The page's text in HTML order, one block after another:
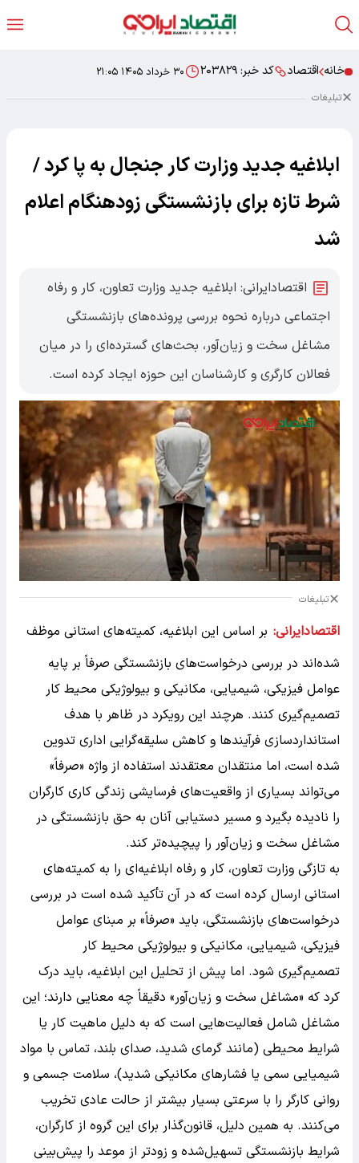
خانه اقتصاد کد خبر: ۲۰۳۸۲۹ ۳۰ خرداد ۱۴۰۵ ۲۱:۰۵
تبلیغات
ابلاغیه جدید وزارت کار جنجال‌ به پا کرد /
شرط تازه برای بازنشستگی زودهنگام اعلام
شد
اقتصادایرانی: ابلاغیه جدید وزارت تعاون، کار و رفاه
اجتماعی درباره نحوه بررسی پرونده‌های بازنشستگی
مشاغل سخت و زیان‌آور، بحث‌های گسترده‌ای را در میان
فعالان کارگری و کارشناسان این حوزه ایجاد کرده است.
تبلیغات
اقتصادایرانی: بر اساس این ابلاغیه، کمیته‌های استانی موظف
شده‌اند در بررسی درخواست‌های بازنشستگی صرفاً بر پایه
عوامل فیزیکی، شیمیایی، مکانیکی و بیولوژیکی محیط کار
تصمیم‌گیری کنند. هرچند این رویکرد در ظاهر با هدف
استانداردسازی فرآیندها و کاهش سلیقه‌گرایی اداری تدوین
شده است، اما منتقدان معتقدند استفاده از واژه «صرفاً»
می‌تواند بسیاری از واقعیت‌های فرسایشی زندگی کاری کارگران
را نادیده بگیرد و مسیر دستیابی آنان به حق بازنشستگی در
مشاغل سخت و زیان‌آور را پیچیده‌تر کند.
به تازگی وزارت تعاون، کار و رفاه ابلاغیه‌ای را به کمیته‌های
استانی ارسال کرده است که در آن تأکید شده است در بررسی
درخواست‌های بازنشستگی، باید «صرفاً» بر مبنای عوامل
فیزیکی، شیمیایی، مکانیکی و بیولوژیکی محیط کار
تصمیم‌گیری شود. اما پیش از تحلیل این ابلاغیه، باید درک
کرد که «مشاغل سخت و زیان‌آور» دقیقاً چه معنایی دارند؛ این
مشاغل شامل فعالیت‌هایی است که به دلیل ماهیت کار یا
شرایط محیطی (مانند گرمای شدید، صدای بلند، تماس با مواد
شیمیایی سمی یا فشارهای مکانیکی شدید)، سلامت جسمی و
روانی کارگر را با سرعتی بسیار بیشتر از حالت عادی تخریب
می‌کنند. به همین دلیل، قانون‌گذار برای این گروه از کارگران،
شرایط بازنشستگی تسهیل‌شده و زودتر از موعد را پیش‌بینی